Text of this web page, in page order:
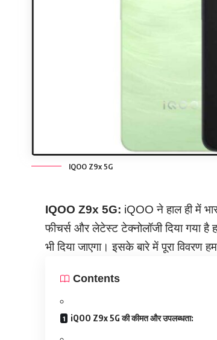
IQOO Z9x 5G
IQOO Z9x 5G: iQOO ने हाल ही में
फीचर्स और लेटेस्ट टेक्नोलॉजी दिया
भी दिया जाएगा। इसके बारे में पूरा
Contents
iQOO Z9x 5G की कीमत और उपलब्धता: